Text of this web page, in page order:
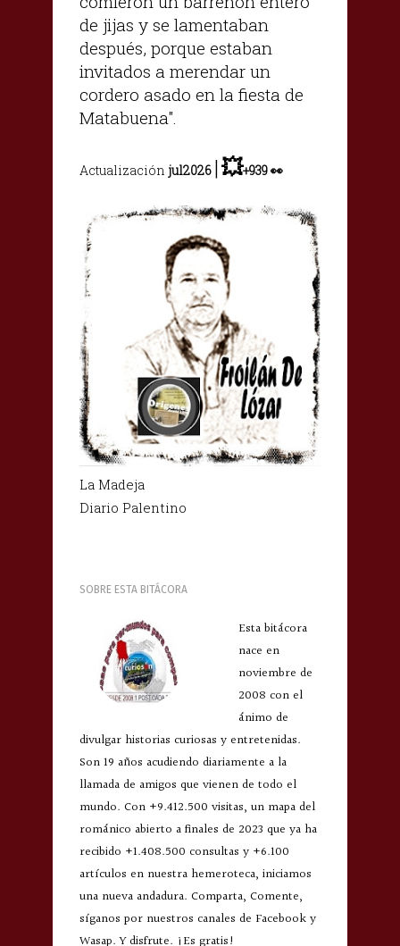
de jijas y se lamentaban
después, porque estaban
invitados a merendar un
cordero asado en la fiesta de
Matabuena".
Actualización jul2026 |💥+939👀
La Madeja
Diario Palentino
SOBRE ESTA BITÁCORA
Esta bitácora
nace en
noviembre de
2008 con el
ánimo de
divulgar historias curiosas y entretenidas.
Son 19 años acudiendo diariamente a la
llamada de amigos que vienen de todo el
mundo. Con +9.412.500 visitas, un mapa del
románico abierto a finales de 2023 que ya ha
recibido +1.408.500 consultas y +6.100
artículos en nuestra hemeroteca, iniciamos
una nueva andadura. Comparta, Comente,
síganos por nuestros canales de Facebook y
Wasap. Y disfrute. ¡Es gratis!